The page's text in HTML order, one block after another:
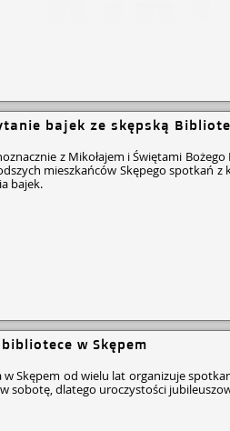
bajek ze skępską
z Mikołajem i Świętami
mieszkańców Skępego spotkań
bajek.
w Skępem
Skępem od wielu lat organizuje
sobotę, dlatego uroczystości